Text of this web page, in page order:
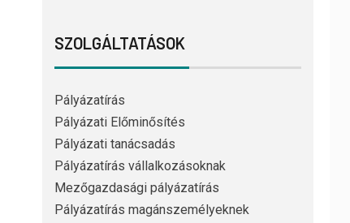
SZOLGÁLTATÁSOK
Pályázatírás
Pályázati Előminősítés
Pályázati tanácsadás
Pályázatírás vállalkozásoknak
Mezőgazdasági pályázatírás
Pályázatírás magánszemélyeknek